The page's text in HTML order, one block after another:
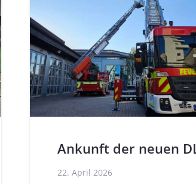
Ankunft der neuen
22. April 2026